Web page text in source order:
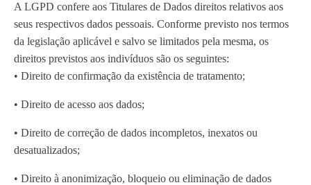
A LGPD confere aos Titulares de Dados direitos relativos aos
seus respectivos dados pessoais. Conforme previsto nos termos
da legislação aplicável e salvo se limitados pela mesma, os
direitos previstos aos indivíduos são os seguintes:
• Direito de confirmação da existência de tratamento;
• Direito de acesso aos dados;
• Direito de correção de dados incompletos, inexatos ou
desatualizados;
• Direito à anonimização, bloqueio ou eliminação de dados